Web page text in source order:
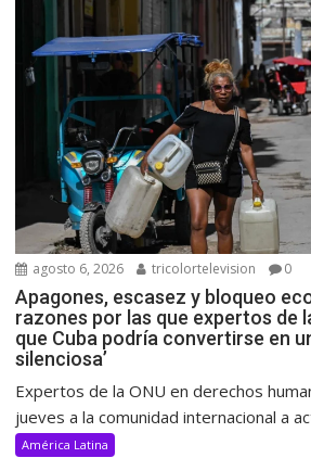
agosto 6, 2026 tricolortelevision 0
Apagones, escasez y bloqueo
razones por las que expertos de
que Cuba podría convertirse en
silenciosa’
Expertos de la ONU en derechos
jueves a la comunidad internacional a
América Latina